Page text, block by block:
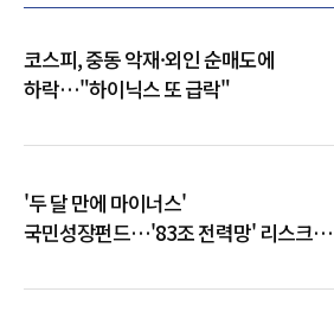
코스피, 중동 악재·외인 순매도에
하락…"하이닉스 또 급락"
'두 달 만에 마이너스'
국민성장펀드…'83조 전력망' 리스크